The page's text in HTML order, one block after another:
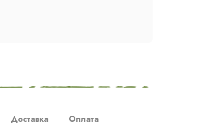
Доставка Оплата